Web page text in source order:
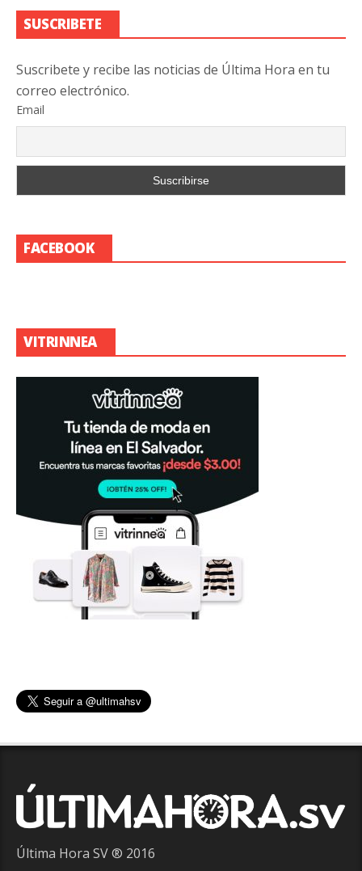
SUSCRIBETE
Suscribete y recibe las noticias de Última Hora en tu
correo electrónico.
Email
FACEBOOK
VITRINNEA
Última Hora SV ® 2016